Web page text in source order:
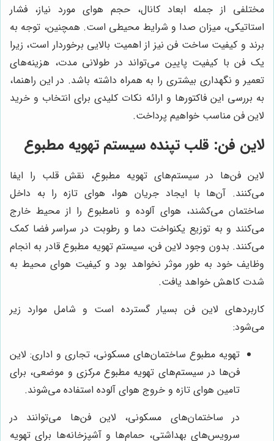
مختلفی از جمله ابعاد کانال، حجم هوای مورد نیاز، فشار
استاتیکی، میزان صدا و شرایط محیطی است. همچنین، توجه به
برند و کیفیت ساخت فن نیز از اهمیت بالایی برخوردار است، زیرا
یک فن با کیفیت پایین می‌تواند در طولانی مدت، هزینه‌های
تعمیر و نگهداری بیشتری را به همراه داشته باشد. در این راهنما،
به بررسی این فاکتورها و ارائه نکات کلیدی برای انتخاب و خرید
لاین فن مناسب خواهیم پرداخت.
لاین فن: قلب تپنده سیستم تهویه مطبوع
لاین فن‌ها در سیستم‌های تهویه مطبوع، نقش قلب را ایفا
می‌کنند. آن‌ها با ایجاد جریان هوا، هوای تازه را به داخل
ساختمان می‌کشند، هوای آلوده و نامطبوع را از محیط خارج
می‌کنند و به توزیع یکنواخت دما و رطوبت در سراسر فضا کمک
می‌کنند. بدون وجود لاین فن، سیستم تهویه مطبوع قادر به انجام
وظایف خود به طور موثر نخواهد بود و کیفیت هوای محیط به
شدت کاهش خواهد یافت.
کاربردهای لاین فن بسیار گسترده است و شامل موارد زیر
می‌شود:
تهویه مطبوع ساختمان‌های مسکونی، تجاری و اداری: لاین
فن‌ها در سیستم‌های تهویه مطبوع مرکزی و موضعی، برای
تامین هوای تازه و خروج هوای آلوده استفاده می‌شوند.
در ساختمان‌های مسکونی، لاین فن‌ها می‌توانند در
سرویس‌های بهداشتی، حمام‌ها و آشپزخانه‌ها برای تهویه